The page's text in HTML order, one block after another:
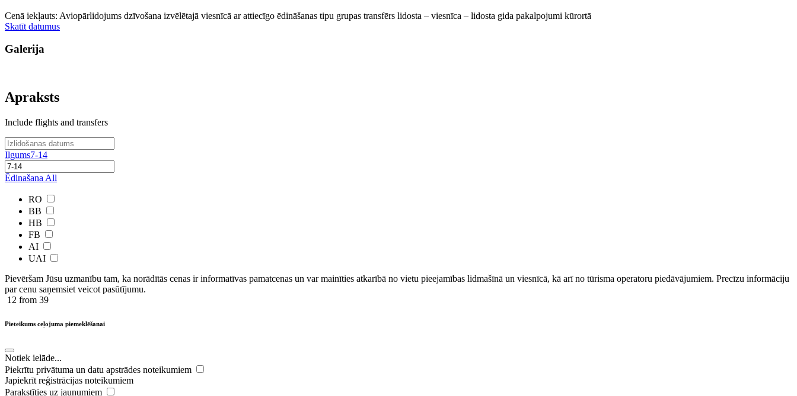
Cenā iekļauts: Aviopārlidojums dzīvošana izvēlētajā viesnīcā ar attiecīgo ēdināšanas tipu grupas transfērs lidosta – viesnīca – lidosta gida pakalpojumi kūrortā
Skatīt datumus
Galerija
Apraksts
Include flights and transfers
Ilgums7-14
Ēdinašana All
RO
BB
HB
FB
AI
UAI
Pievēršam Jūsu uzmanību tam, ka norādītās cenas ir ​informatīvas ​pamatcenas un var mainīties atkarībā ​no ​vietu pieejamības lidmašīnā un viesnīcā, kā arī no tūrisma operatoru piedāvājumiem. Precīzu informāciju
par cenu saņemsiet veicot pasūtījumu.
12 from 39
Pieteikums ceļojuma piemeklēšanai
Notiek ielāde...
Piekrītu privātuma un datu apstrādes noteikumiem
Japiekrīt reģistrācijas noteikumiem
Parakstīties uz jaunumiem